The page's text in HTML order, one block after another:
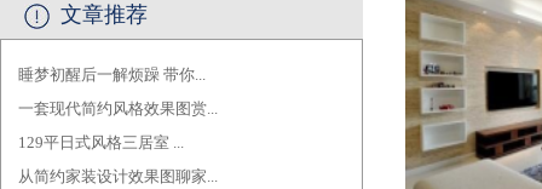
文章推荐
睡梦初醒后一解烦躁 带你...
一套现代简约风格效果图赏...
129平日式风格三居室 ...
从简约家装设计效果图聊家...